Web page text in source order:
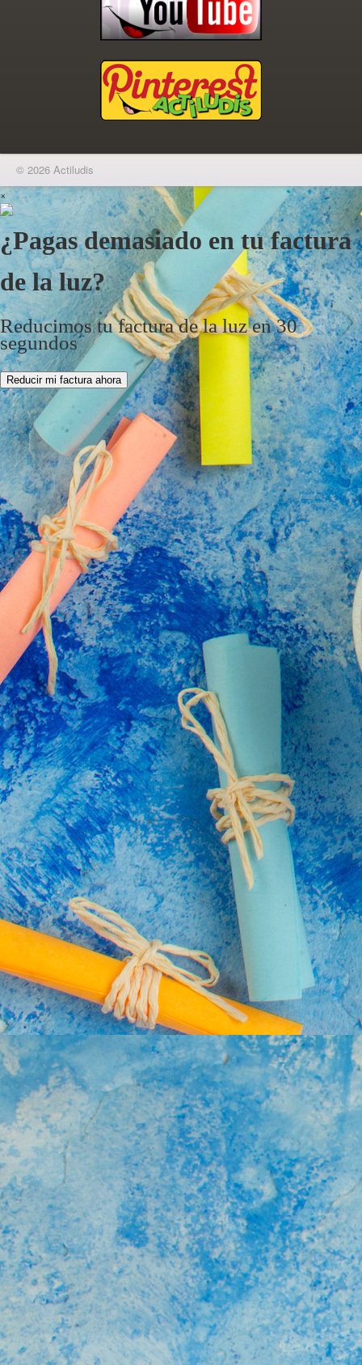
© 2026 Actiludis
×
¿Pagas demasiado en tu factura
de la luz?
Reducimos tu factura de la luz en 30
segundos
Reducir mi factura ahora